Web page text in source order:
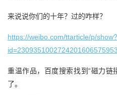
来说说你们的十年？过的咋样？
https://weibo.com/ttarticle/p/show?
重温作品，百度搜索找到“磁力链
了。